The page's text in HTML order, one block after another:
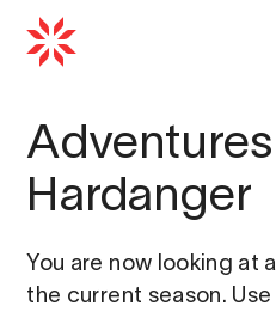
Adventures
Hardanger
You are now looking at
the current season.